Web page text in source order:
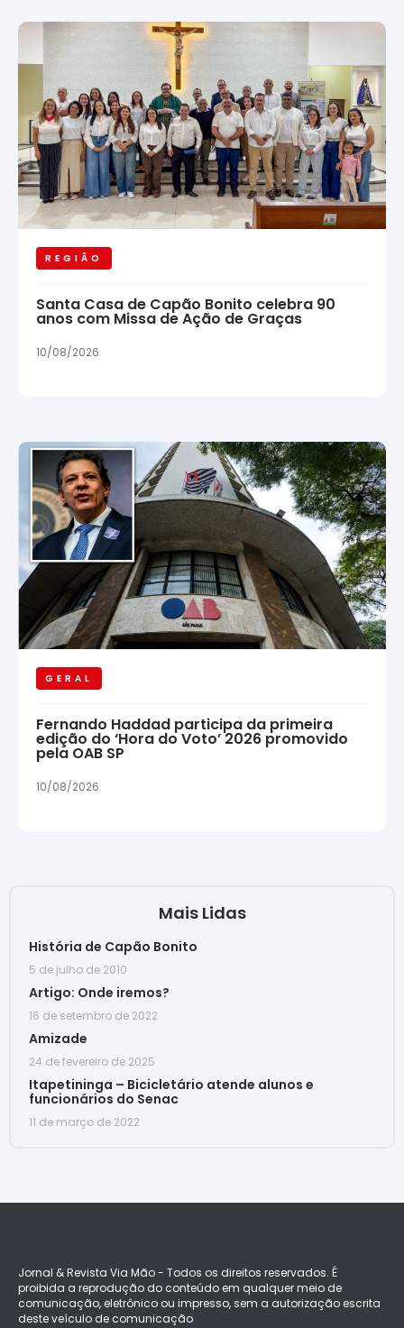
REGIÃO
Santa Casa de Capão Bonito celebra 90
anos com Missa de Ação de Graças
10/08/2026
GERAL
Fernando Haddad participa da primeira
edição do ‘Hora do Voto’ 2026 promovido
pela OAB SP
10/08/2026
Mais Lidas
História de Capão Bonito
5 de julho de 2010
Artigo: Onde iremos?
16 de setembro de 2022
Amizade
24 de fevereiro de 2025
Itapetininga – Bicicletário atende alunos e
funcionários do Senac
11 de março de 2022
Jornal & Revista Via Mão - Todos os direitos reservados. É
proibida a reprodução do conteúdo em qualquer meio de
comunicação, eletrônico ou impresso, sem a autorização escrita
deste veículo de comunicação